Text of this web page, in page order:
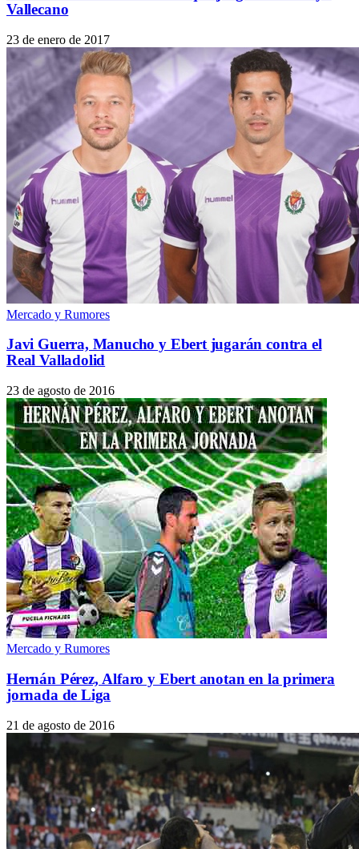
Vallecano
23 de enero de 2017
Mercado y Rumores
Javi Guerra, Manucho y Ebert jugarán contra el
Real Valladolid
23 de agosto de 2016
Mercado y Rumores
Hernán Pérez, Alfaro y Ebert anotan en la primera
jornada de Liga
21 de agosto de 2016